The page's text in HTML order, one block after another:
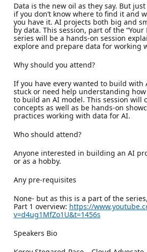
Data is the new oil as they say. But
if you don’t know where to find it and
you have it. AI projects both big and
by data. This session, part of the “Your
series will be a hands-on session
explore and prepare data for working
Why should you attend?
If you have every wanted to build with
stuck or need help understanding
to build an AI model. This session will
concepts as well as be hands-on
practices working with data for AI.
Who should attend?
Anyone interested in building an AI
or as a hobby.
Any pre-requisites
None- but as this is a part of the
Part 1 overview: https://
v=d4ug1MfZo1U&t=1456s
Speakers Bio